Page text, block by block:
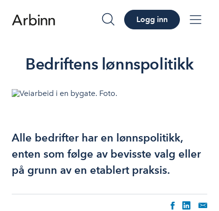
søk Logg inn
Bedriftens lønnspolitikk
Alle bedrifter har en lønnspolitikk,
enten som følge av bevisste valg eller
på grunn av en etablert praksis.